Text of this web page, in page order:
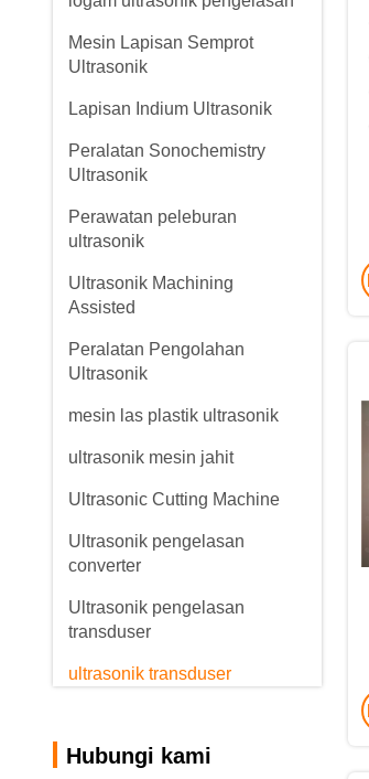
Mesin Lapisan Semprot
Ultrasonik
Lapisan Indium Ultrasonik
Peralatan Sonochemistry
Ultrasonik
Perawatan peleburan
ultrasonik
Ultrasonik Machining
Assisted
Peralatan Pengolahan
Ultrasonik
mesin las plastik ultrasonik
ultrasonik mesin jahit
Ultrasonic Cutting Machine
Ultrasonik pengelasan
converter
Ultrasonik pengelasan
transduser
ultrasonik transduser
Hubungi kami